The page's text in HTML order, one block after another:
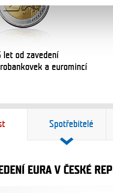
let od zavedení
a euromincí
Spotřebitelé
EURA V ČESKÉ